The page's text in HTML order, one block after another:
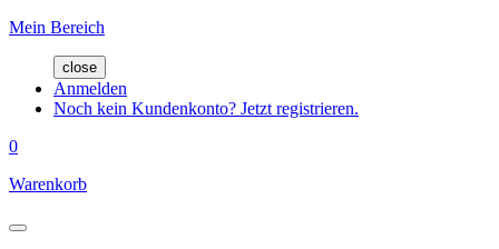
Mein Bereich
close
Anmelden
Noch kein Kundenkonto? Jetzt registrieren.
0
Warenkorb